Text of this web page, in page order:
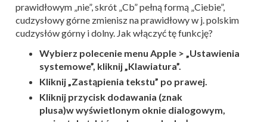
prawidłowym „nie”, skrót „Cb” pełną formą „Ciebie”,
cudzysłowy górne zmienisz na prawidłowy w j. polskim
cudzysłów górny i dolny. Jak włączyć tę funkcję?
Wybierz polecenie menu Apple > „Ustawienia
systemowe”, kliknij „Klawiatura”.
Kliknij „Zastąpienia tekstu” po prawej.
Kliknij przycisk dodawania (znak
plusa)w wyświetlonym oknie dialogowym,